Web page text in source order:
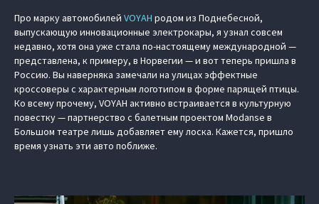
Про марку автомобилей VOYAH родом из Поднебесной,
выпускающую инновационные электрокары, я узнал совсем
недавно, хотя она уже стала по-настоящему международной —
представлена, к примеру, в Норвегии — и вот теперь пришла в
Россию. Вы наверняка замечали на улицах эффектные
кроссоверы с характерным логотипом в форме парящей птицы.
Ко всему прочему, VOYAH активно встраивается в культурную
повестку — партнерство с балетным проектом Modanse в
Большом театре лишь добавляет ему лоска. Кажется, пришло
время узнать эти авто поближе.